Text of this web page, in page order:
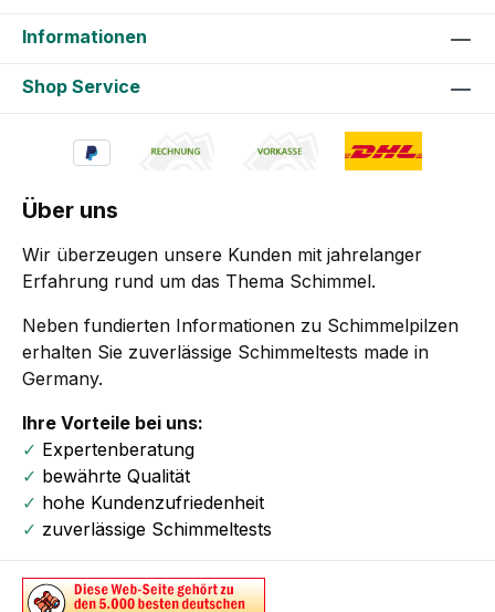
Informationen
Shop Service
Über uns
Wir überzeugen unsere Kunden mit jahrelanger
Erfahrung rund um das Thema Schimmel.
Neben fundierten Informationen zu Schimmelpilzen
erhalten Sie zuverlässige Schimmeltests made in
Germany.
Ihre Vorteile bei uns:
✓ Expertenberatung
✓ bewährte Qualität
✓ hohe Kundenzufriedenheit
✓ zuverlässige Schimmeltests